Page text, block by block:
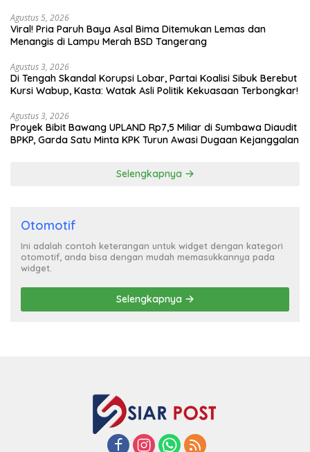
Agustus 5, 2026
Viral! Pria Paruh Baya Asal Bima Ditemukan Lemas dan
Menangis di Lampu Merah BSD Tangerang
Agustus 3, 2026
Di Tengah Skandal Korupsi Lobar, Partai Koalisi Sibuk Berebut
Kursi Wabup, Kasta: Watak Asli Politik Kekuasaan Terbongkar!
Agustus 3, 2026
Proyek Bibit Bawang UPLAND Rp7,5 Miliar di Sumbawa Diaudit
BPKP, Garda Satu Minta KPK Turun Awasi Dugaan Kejanggalan
Selengkapnya
Otomotif
Ini adalah contoh keterangan untuk widget dengan kategori
otomotif, anda bisa dengan mudah memasukkannya pada
widget.
Selengkapnya